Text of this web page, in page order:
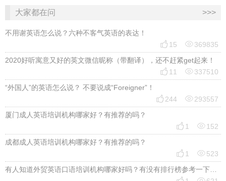
大家都在问 >>>
不用谢英语怎么说？六种不客气英语的表达！
 15 369835
2020好听寓意又好的英文微信昵称（带翻译），还不赶紧get起来！
 11 337510
“外国人”的英语怎么说？ 不要说成“Foreigner”！
 244 293557
厦门成人英语培训机构哪家好？有推荐的吗？
 1 152
成都成人英语培训机构哪家好？有推荐的吗？
 1 523
有人知道外贸英语口语培训机构哪家好吗？有没有排行榜参考一下？最好说下费用